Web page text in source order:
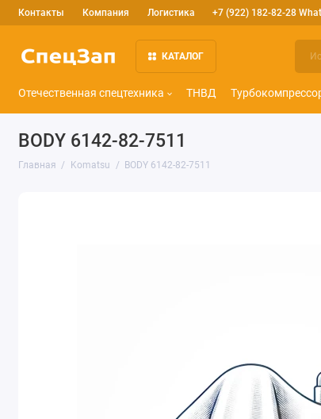
Контакты Компания Логистика +7 (922) 182-82-28
КАТАЛОГ
Отечественная спецтехника ТНВД
BODY 6142-82-7511
Главная Komatsu BODY 6142-82-7511